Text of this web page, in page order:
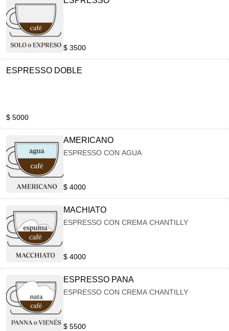
$ 3500
ESPRESSO DOBLE
$ 5000
AMERICANO
ESPRESSO CON AGUA
$ 4000
MACHIATO
ESPRESSO CON CREMA CHANTILLY
$ 4000
ESPRESSO PANA
ESPRESSO CON CREMA CHANTILLY
$ 5500